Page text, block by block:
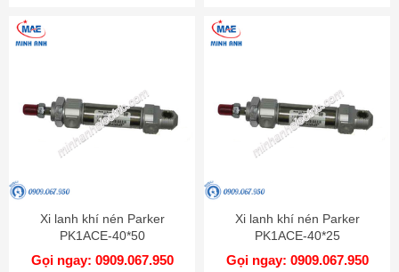
Xi lanh khí nén Parker
PK1ACE-40*50
Gọi ngay: 0909.067.950
Xi lanh khí nén Parker
PK1ACE-40*25
Gọi ngay: 0909.067.950